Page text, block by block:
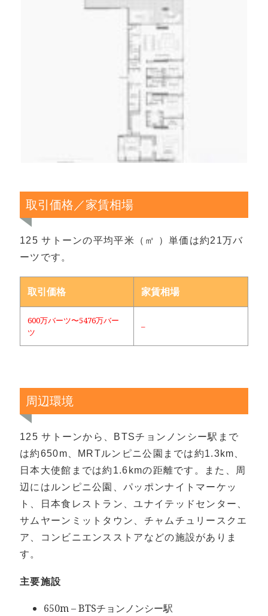
取引価格／家賃相場
125 サトーンの平均平米（㎡ ）単価は約21万バ
ーツです。
取引価格 家賃相場
600万バーツ〜5476万バー
ツ
–
周辺環境
125 サトーンから、BTSチョンノンシー駅まで
は約650m、MRTルンピニ公園までは約1.3km、
日本大使館までは約1.6kmの距離です。また、周
辺にはルンピニ公園、パッポンナイトマーケッ
ト、日本食レストラン、ユナイテッドセンター、
サムヤーンミットタウン、チャムチュリースクエ
ア、コンビニエンスストアなどの施設がありま
す。
主要施設
650m – BTSチョンノンシー駅